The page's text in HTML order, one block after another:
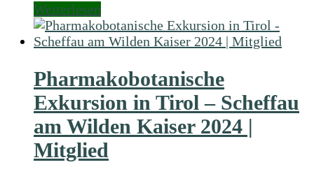
Weiterlesen
Pharmakobotanische
Exkursion in Tirol – Scheffau
am Wilden Kaiser 2024 |
Mitglied